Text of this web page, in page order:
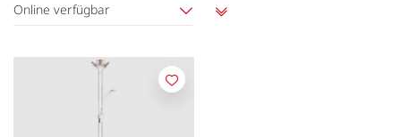
Online verfügbar
Merken